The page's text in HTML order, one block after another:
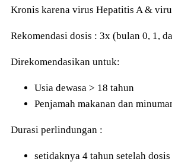
Kronis karena virus Hepatitis A &
Rekomendasi dosis : 3x (bulan 0, 1,
Direkomendasikan untuk:
Usia dewasa > 18 tahun
Penjamah makanan dan
Durasi perlindungan :
setidaknya 4 tahun setelah